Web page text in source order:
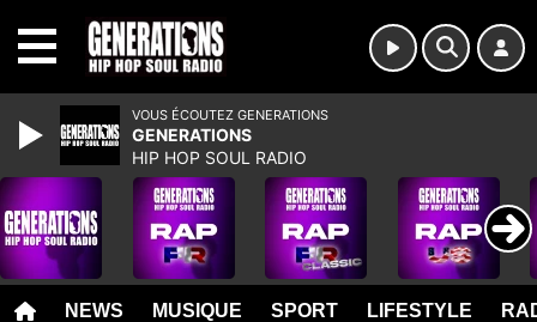
NEWS MUSIQUE SPORT LIFESTYLE
VOUS ÉCOUTEZ GENERATIONS
GENERATIONS
HIP HOP SOUL RADIO